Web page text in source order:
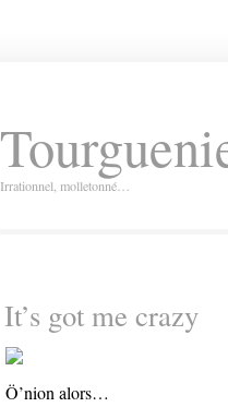
Irrationnel, molletonné…
It’s got me crazy
Ö’nion alors…